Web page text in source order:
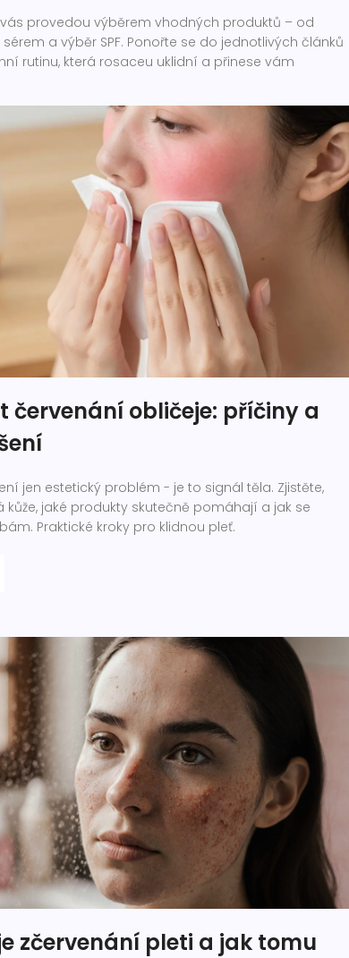
provedou výběrem vhodných produktů – od
a výběr SPF. Ponořte se do jednotlivých článků
rutinu, která rosaceu uklidní a přinese vám
červenání obličeje: příčiny a
jen estetický problém - je to signál těla. Zjistěte,
jaké produkty skutečně pomáhají a jak se
Praktické kroky pro klidnou pleť.
zčervenání pleti a jak tomu